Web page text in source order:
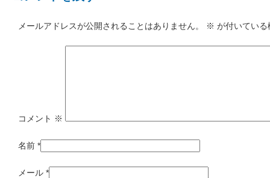
メールアドレスが公開されることはありません。 ※ が付いてい
コメント ※
名前 *
メール *